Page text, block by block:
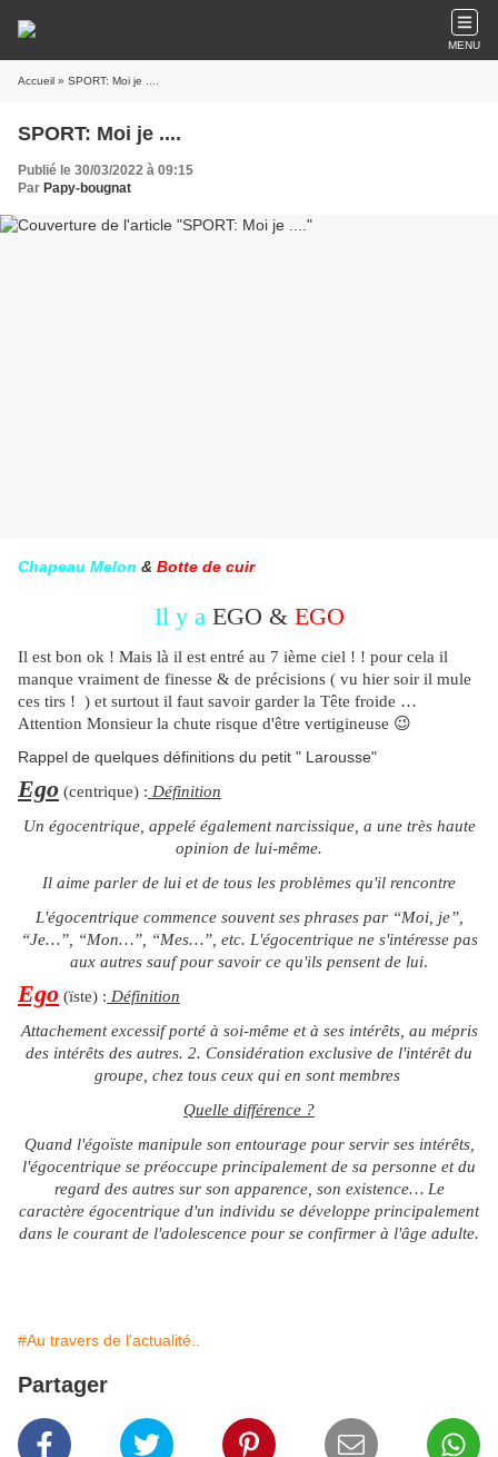
MENU
Accueil » SPORT: Moi je ....
SPORT: Moi je ....
Publié le 30/03/2022 à 09:15
Par Papy-bougnat
Chapeau Melon & Botte de cuir
Il y aEGO &EGO
Il est bon ok ! Mais là il est entré au 7 ième ciel ! ! pour cela il
manque vraiment de finesse & de précisions ( vu hier soir il mule
ces tirs ! ) et surtout il faut savoir garder la Tête froide …
Attention Monsieur la chute risque d'être vertigineuse 😉
Rappel de quelques définitions du petit " Larousse"
Ego (centrique) : Définition
Un égocentrique, appelé également narcissique, a une très haute
opinion de lui-même.
Il aime parler de lui et de tous les problèmes qu'il rencontre
L'égocentrique commence souvent ses phrases par “Moi, je”,
“Je…”, “Mon…”, “Mes…”, etc. L'égocentrique ne s'intéresse pas
aux autres sauf pour savoir ce qu'ils pensent de lui.
Ego (ïste) : Définition
Attachement excessif porté à soi-même et à ses intérêts, au mépris
des intérêts des autres. 2. Considération exclusive de l'intérêt du
groupe, chez tous ceux qui en sont membres
Quelle différence ?
Quand l'égoïste manipule son entourage pour servir ses intérêts,
l'égocentrique se préoccupe principalement de sa personne et du
regard des autres sur son apparence, son existence… Le
caractère égocentrique d'un individu se développe principalement
dans le courant de l'adolescence pour se confirmer à l'âge adulte.
#Au travers de l'actualité..
Partager